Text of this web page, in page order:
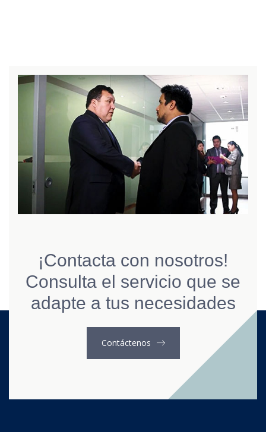
¡Contacta con nosotros!
Consulta el servicio que se
adapte a tus necesidades
Contáctenos